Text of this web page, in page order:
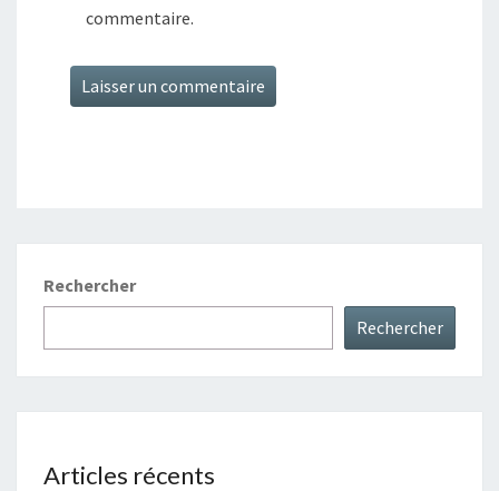
commentaire.
Rechercher
Rechercher
Articles récents